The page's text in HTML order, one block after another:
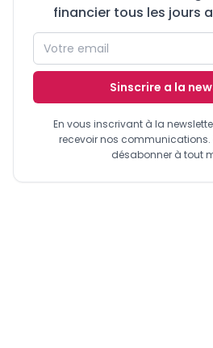
financier tous les jours
Sinscrire a la
En vous inscrivant à la
recevoir nos communications.
désabonner à tout